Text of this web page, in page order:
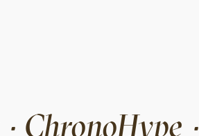
ChronoHype